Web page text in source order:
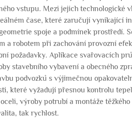
vstupu. Mezi jejich technologické
čase, které zaručují vynikající
spoje a podmínek prostředí.
robotem při zachování provozní
požadavky. Aplikace svařovacích
stavebního vybavení a obecného
podvozků s výjimečnou
které vyžadují přesnou kontrolu
výroby potrubí a montáže
tak rychlost.